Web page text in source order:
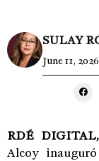
SULAY
June 11,
RDÉ
Alcoy